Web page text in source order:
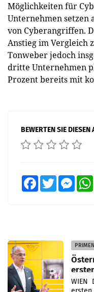
Möglichkeiten für
Unternehmen setzen
von Cyberangriffen.
Anstieg im Vergleich
Tonweber jedoch
dritte Unternehmen
Prozent bereits mit
BEWERTEN SIE DIESEN
FacebookTwitter
WIEN